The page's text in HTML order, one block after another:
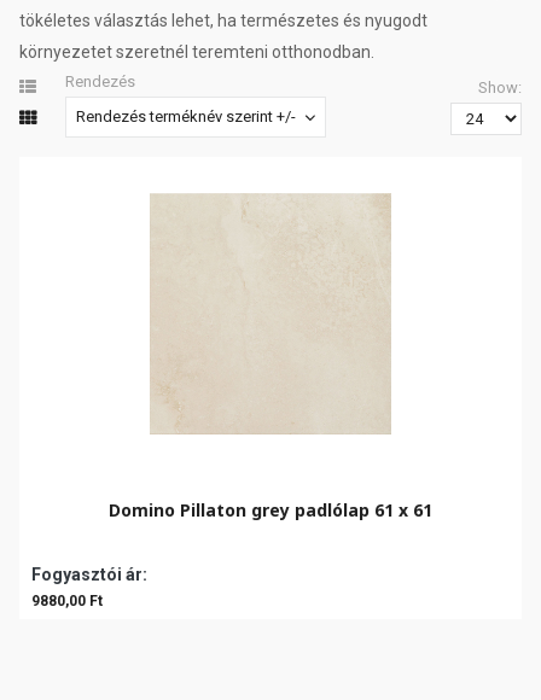
tökéletes választás lehet, ha természetes és nyugodt
környezetet szeretnél teremteni otthonodban.
Rendezés
Rendezés terméknév szerint +/-
Show:
Domino Pillaton grey padlólap 61 x 61
Fogyasztói ár:
9880,00 Ft